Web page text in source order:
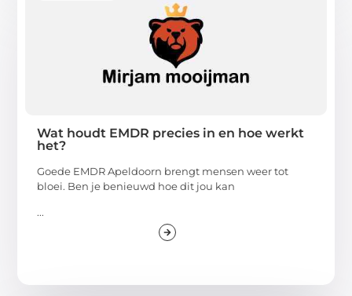
Wat houdt EMDR precies in en hoe werkt
het?
Goede EMDR Apeldoorn brengt mensen weer tot
bloei. Ben je benieuwd hoe dit jou kan
...